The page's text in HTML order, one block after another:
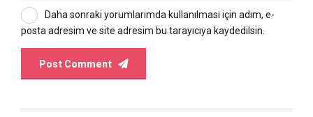
Daha sonraki yorumlarımda kullanılması için adım, e-
posta adresim ve site adresim bu tarayıcıya kaydedilsin.
Post Comment